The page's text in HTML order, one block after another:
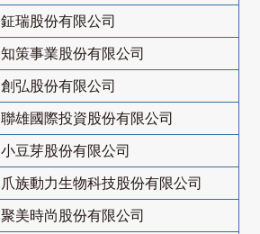
鉦瑞股份有限公司
知策事業股份有限公司
創弘股份有限公司
聯雄國際投資股份有限公司
小豆芽股份有限公司
爪族動力生物科技股份有限公司
聚美時尚股份有限公司